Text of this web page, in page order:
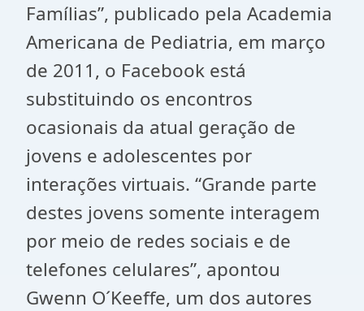
Famílias”, publicado pela Academia
Americana de Pediatria, em março
de 2011, o Facebook está
substituindo os encontros
ocasionais da atual geração de
jovens e adolescentes por
interações virtuais. “Grande parte
destes jovens somente interagem
por meio de redes sociais e de
telefones celulares”, apontou
Gwenn O´Keeffe, um dos autores